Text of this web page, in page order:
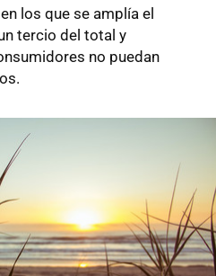
los que se amplía el
tercio del total y
no puedan